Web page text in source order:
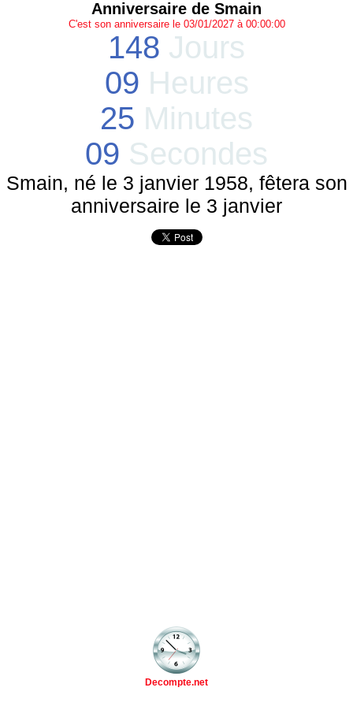
Anniversaire de Smain
C'est son anniversaire le 03/01/2027 à 00:00:00
148 Jours
09 Heures
25 Minutes
09 Secondes
Smain, né le 3 janvier 1958, fêtera son
anniversaire le 3 janvier
Decompte.net